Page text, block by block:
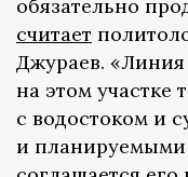
обязательно
считает
Джураев.
на этом участке
с водостоком и
и планируемыми